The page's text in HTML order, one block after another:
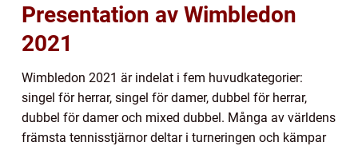
Presentation av Wimbledon
2021
Wimbledon 2021 är indelat i fem huvudkategorier:
singel för herrar, singel för damer, dubbel för herrar,
dubbel för damer och mixed dubbel. Många av världens
främsta tennisstjärnor deltar i turneringen och kämpar